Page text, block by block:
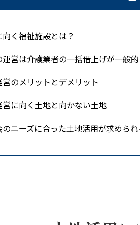
く福祉施設とは？
営は介護業者の一括借上げが一般的
のメリットとデメリット
に向く土地と向かない土地
ニーズに合った土地活用が求めら